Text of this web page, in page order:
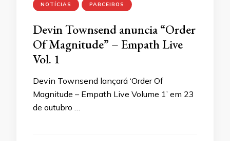
NOTÍCIAS PARCEIROS
Devin Townsend anuncia “Order
Of Magnitude” – Empath Live
Vol. 1
Devin Townsend lançará ‘Order Of
Magnitude – Empath Live Volume 1’ em 23
de outubro …